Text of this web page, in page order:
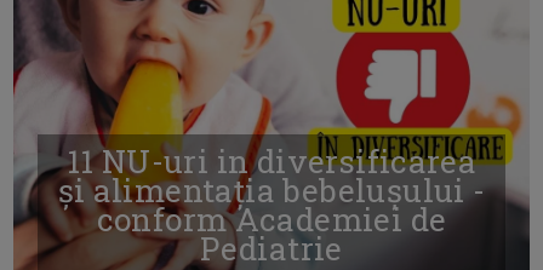
11 NU-uri in diversificarea
și alimentația bebelușului -
conform Academiei de
Pediatrie